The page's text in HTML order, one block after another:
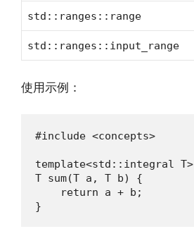
std::ranges::range
std::ranges::input_range
使用示例：
#include <concepts>
template<std::integral T>
T sum(T a, T b) {
    return a + b;
}